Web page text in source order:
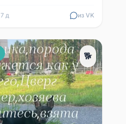
7 д из VK
🐕